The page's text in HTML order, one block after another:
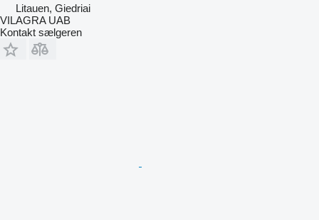
Litauen, Giedriai
VILAGRA UAB
Kontakt sælgeren